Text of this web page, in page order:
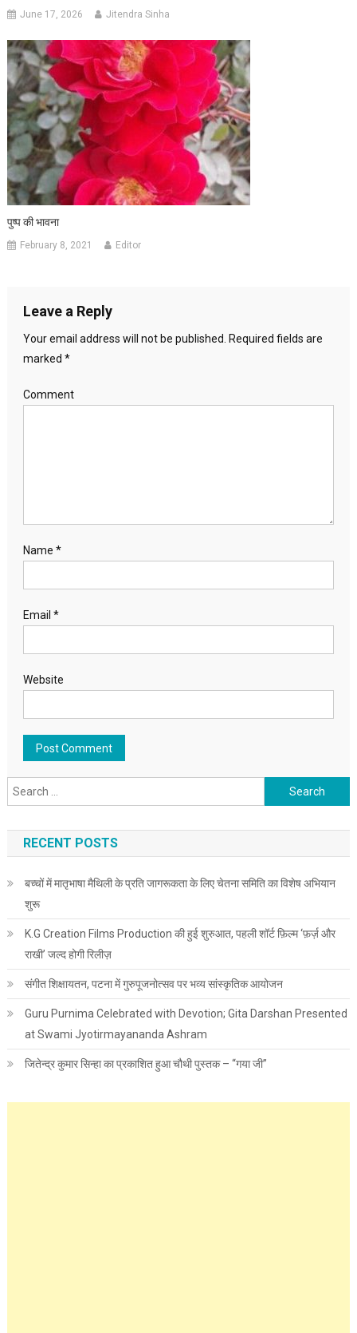
June 17, 2026 Jitendra Sinha
पुष्प की भावना
February 8, 2021 Editor
Leave a Reply
Your email address will not be published. Required fields are
marked *
Comment
Name *
Email *
Website
Search for:
RECENT POSTS
बच्चों में मातृभाषा मैथिली के प्रति जागरूकता के लिए चेतना समिति का विशेष अभियान
शुरू
K.G Creation Films Production की हुई शुरुआत, पहली शॉर्ट फ़िल्म ‘फ़र्ज़ और
राखी’ जल्द होगी रिलीज़
संगीत शिक्षायतन, पटना में गुरुपूजनोत्सव पर भव्य सांस्कृतिक आयोजन
Guru Purnima Celebrated with Devotion; Gita Darshan Presented
at Swami Jyotirmayananda Ashram
जितेन्द्र कुमार सिन्हा का प्रकाशित हुआ चौथी पुस्तक – “गया जी”